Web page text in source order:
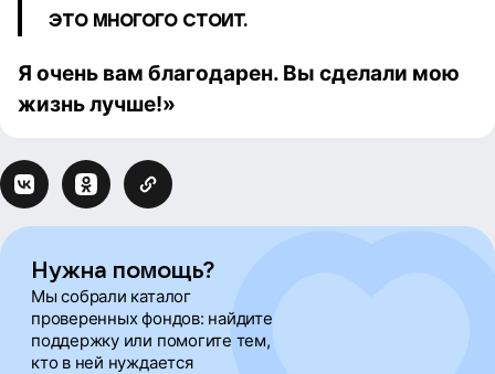
это многого стоит.
Я очень вам благодарен. Вы сделали мою
жизнь лучше!»
Нужна помощь?
Мы собрали каталог
проверенных фондов: найдите
поддержку или помогите тем,
кто в ней нуждается